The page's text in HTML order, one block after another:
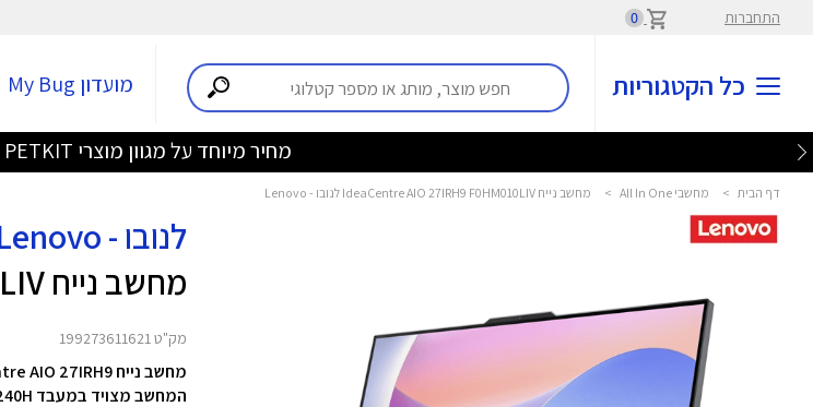
התחברות 0
כל הקטגוריות מועדון My Bug
מחיר מיוחד על מגוון מוצרי PETKIT לחברי מועדון >>
דף הבית > מחשבי All In One > מחשב נייח IdeaCentre AIO 27IRH9 F0HM010LIV לנובו - Lenovo
לנובו - Lenovo
מחשב נייח IdeaCentre AIO 27IRH9 F0HM010LIV
מק"ט 199273611621
מחשב נייח IdeaCentre AIO 27IRH9 מבית Lenovo